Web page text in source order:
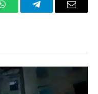
WhatsAppTelegramEmail